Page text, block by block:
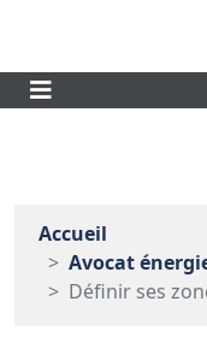
Accueil
Avocat
Définir ses